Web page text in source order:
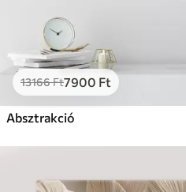
13166Ft7900 Ft
Absztrakció